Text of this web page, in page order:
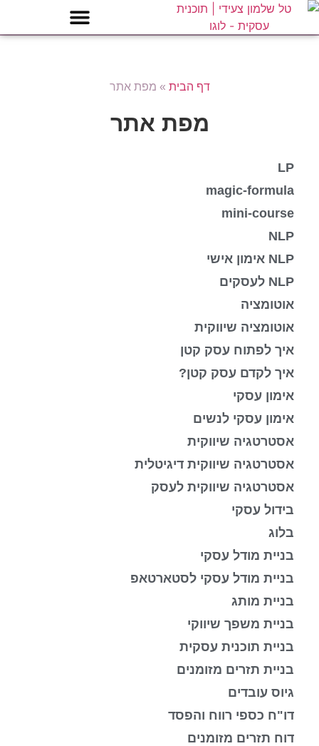
דף הבית » מפת אתר
מפת אתר
LP
magic-formula
mini-course
NLP
NLP אימון אישי
NLP לעסקים
אוטומציה
אוטומציה שיווקית
איך לפתוח עסק קטן
איך לקדם עסק קטן?
אימון עסקי
אימון עסקי לנשים
אסטרטגיה שיווקית
אסטרטגיה שיווקית דיגיטלית
אסטרטגיה שיווקית לעסק
בידול עסקי
בלוג
בניית מודל עסקי
בניית מודל עסקי לסטארטאפ
בניית מותג
בניית משפך שיווקי
בניית תוכנית עסקית
בניית תזרים מזומנים
גיוס עובדים
דו"ח כספי רווח והפסד
דוח תזרים מזומנים